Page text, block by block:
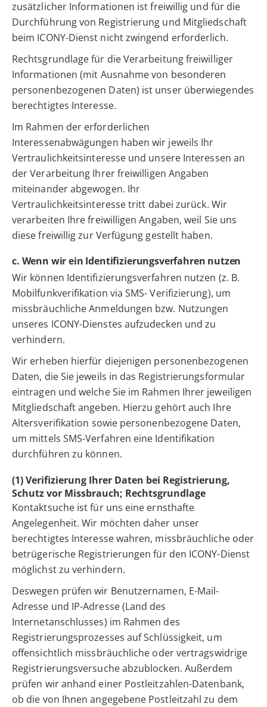
zusätzlicher Informationen ist freiwillig und für die
Durchführung von Registrierung und Mitgliedschaft
beim ICONY-Dienst nicht zwingend erforderlich.
Rechtsgrundlage für die Verarbeitung freiwilliger
Informationen (mit Ausnahme von besonderen
personenbezogenen Daten) ist unser überwiegendes
berechtigtes Interesse.
Im Rahmen der erforderlichen
Interessenabwägungen haben wir jeweils Ihr
Vertraulichkeitsinteresse und unsere Interessen an
der Verarbeitung Ihrer freiwilligen Angaben
miteinander abgewogen. Ihr
Vertraulichkeitsinteresse tritt dabei zurück. Wir
verarbeiten Ihre freiwilligen Angaben, weil Sie uns
diese freiwillig zur Verfügung gestellt haben.
c. Wenn wir ein Identifizierungsverfahren nutzen
Wir können Identifizierungsverfahren nutzen (z. B.
Mobilfunkverifikation via SMS- Verifizierung), um
missbräuchliche Anmeldungen bzw. Nutzungen
unseres ICONY-Dienstes aufzudecken und zu
verhindern.
Wir erheben hierfür diejenigen personenbezogenen
Daten, die Sie jeweils in das Registrierungsformular
eintragen und welche Sie im Rahmen Ihrer jeweiligen
Mitgliedschaft angeben. Hierzu gehört auch Ihre
Altersverifikation sowie personenbezogene Daten,
um mittels SMS-Verfahren eine Identifikation
durchführen zu können.
(1) Verifizierung Ihrer Daten bei Registrierung,
Schutz vor Missbrauch; Rechtsgrundlage
Kontaktsuche ist für uns eine ernsthafte
Angelegenheit. Wir möchten daher unser
berechtigtes Interesse wahren, missbräuchliche oder
betrügerische Registrierungen für den ICONY-Dienst
möglichst zu verhindern.
Deswegen prüfen wir Benutzernamen, E-Mail-
Adresse und IP-Adresse (Land des
Internetanschlusses) im Rahmen des
Registrierungsprozesses auf Schlüssigkeit, um
offensichtlich missbräuchliche oder vertragswidrige
Registrierungsversuche abzublocken. Außerdem
prüfen wir anhand einer Postleitzahlen-Datenbank,
ob die von Ihnen angegebene Postleitzahl zu dem